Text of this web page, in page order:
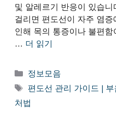
및 알레르기 반응이 있습
걸리면 편도선이 자주 염
인해 목의 통증이나 불편
… 더 읽기
카
테
리
정보모음
태
그
편도선 관리 가이드 |
처법